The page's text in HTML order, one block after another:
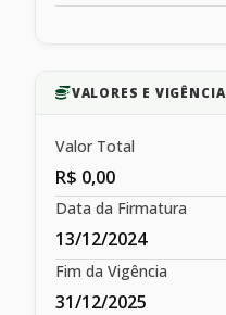
VALORES E VIGÊNCIA
Valor Total
R$ 0,00
Data da Firmatura
13/12/2024
Fim da Vigência
31/12/2025